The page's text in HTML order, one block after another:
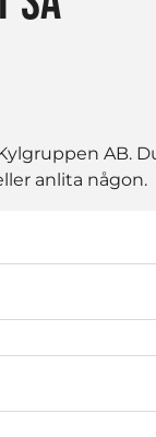
AB.
anlita någon.